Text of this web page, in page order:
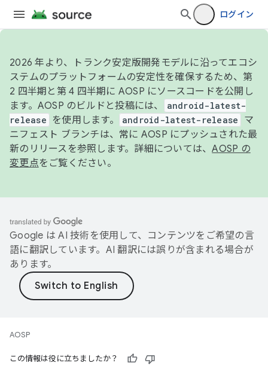
ログイン
2026 年より、トランク安定版開発モデルに沿ってエコシ
ステムのプラットフォームの安定性を確保するため、第
2 四半期と第 4 四半期に AOSP にソースコードを公開し
ます。AOSP のビルドと投稿には、
android-latest-
release
を使用します。 android-latest-release
マ
ニフェスト ブランチは、常に AOSP にプッシュされた最
新のリリースを参照します。詳細については、AOSP の
変更点をご覧ください。
Google は AI 技術を使用して、コンテンツをご希望の言
語に翻訳しています。AI 翻訳には誤りが含まれる場合が
あります。
AOSP
この情報は役に立ちましたか？